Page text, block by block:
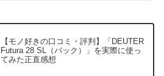
【モノ好きの口コミ・評判】「DEUTER
Futura 28 SL（バック）」を実際に使っ
てみた正直感想